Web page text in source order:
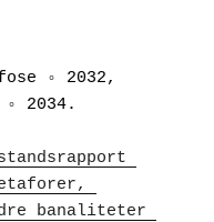
◦ 2032,
◦ 2034.
banaliteter